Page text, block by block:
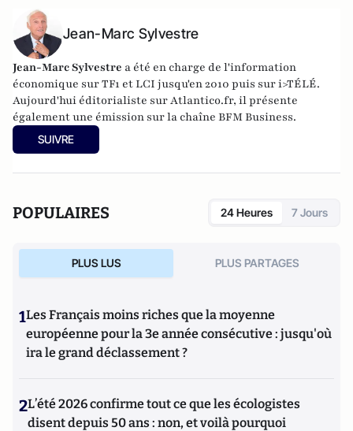
Jean-Marc Sylvestre
Jean-Marc Sylvestre a été en charge de l'information
économique sur TF1 et LCI jusqu'en 2010 puis sur i>TÉLÉ.
Aujourd'hui éditorialiste sur Atlantico.fr, il présente
également une émission sur la chaîne BFM Business.
SUIVRE
POPULAIRES 24 Heures 7 Jours
PLUS LUS PLUS PARTAGES
1Les Français moins riches que la moyenne
européenne pour la 3e année consécutive : jusqu'où
ira le grand déclassement ?
2L’été 2026 confirme tout ce que les écologistes
disent depuis 50 ans : non, et voilà pourquoi